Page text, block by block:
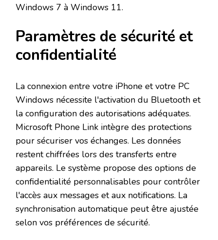
Windows 7 à Windows 11.
Paramètres de sécurité et
confidentialité
La connexion entre votre iPhone et votre PC
Windows nécessite l'activation du Bluetooth et
la configuration des autorisations adéquates.
Microsoft Phone Link intègre des protections
pour sécuriser vos échanges. Les données
restent chiffrées lors des transferts entre
appareils. Le système propose des options de
confidentialité personnalisables pour contrôler
l'accès aux messages et aux notifications. La
synchronisation automatique peut être ajustée
selon vos préférences de sécurité.